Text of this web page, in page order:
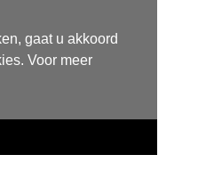
gaat u akkoord
Voor meer